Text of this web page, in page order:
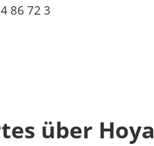
86 72 3
über Hoya